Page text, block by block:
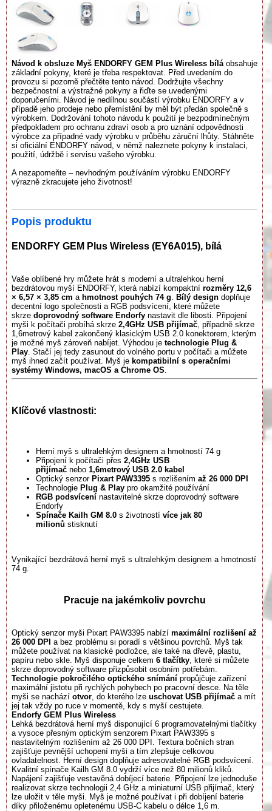
Návod k obsluze Myš ENDORFY GEM Plus Wireless bíláobsahuje
základní pokyny, které je třeba respektovat. Před uvedením do
provozu si pozorně přečtěte tento návod. Dodržujte všechny
bezpečnostní a výstražné pokyny a řiďte se uvedenými
doporučeními. Návod je nedílnou součástí výrobku ENDORFY a v
případě jeho prodeje nebo přemístění by měl být předán společně s
výrobkem. Dodržování tohoto návodu k použití je bezpodmínečným
předpokladem pro ochranu zdraví osob a pro uznání odpovědnosti
výrobce za případné vady výrobku v průběhu záruční lhůty. Stáhněte
si oficiální ENDORFY návod, v němž naleznete pokyny k instalaci,
použití, údržbě i servisu vašeho výrobku.
A nezapomeňte – nevhodným používáním výrobku ENDORFY
výrazně zkracujete jeho životnost!
Popis produktu
ENDORFY GEM Plus Wireless (EY6A015), bílá
Vaše oblíbené hry můžete hrát s moderní a ultralehkou herní
bezdrátovou myší ENDORFY, která nabízí kompaktní rozměry 12,6
× 6,57 × 3,85 cm a hmotnost pouhých 74 g Bílý design doplňuje
decentní logo společnosti a RGB podsvícení, které můžete
skrze doprovodný software Endorfy nastavit dle libosti. Připojení
myši k počítači probíhá skrze 2,4GHz USB přijímač , případně skrze
1,6metrový kabel zakončený klasickým USB 2.0 konektorem, kterým
je možné myš zároveň nabíjet. Výhodou je technologie Plug &
Play . Stačí jej tedy zasunout do volného portu v počítači a můžete
myš ihned začít používat. Myš je kompatibilní s operačními
systémy Windows, macOS a Chrome OS
Klíčové vlastnosti:
Herní myš s ultralehkým designem a hmotností 74 g
Připojení k počítači přes 2,4GHz USB
přijímač nebo 1,6metrový USB 2.0 kabel
Optický senzorPixart PAW3395 s rozlišením až 26 000 DPI
Technologie Plug & Play pro okamžité používání
RGB podsvícení nastavitelné skrze doprovodný software
Endorfy
Spínače Kailh GM 8.0 s životností více jak 80
milionů stisknutí
Vynikající bezdrátová herní myš s ultralehkým designem a hmotností
74 g.
Pracuje na jakémkoliv povrchu
Optický senzor myši Pixart PAW3395 nabízí maximální rozlišení až
26 000 DPI a bez problému si poradí s většinou povrchů. Myš tak
můžete používat na klasické podložce, ale také na dřevě, plastu,
papíru nebo skle. Myš disponuje celkem 6 tlačítky , které si můžete
skrze doprovodný software přizpůsobit osobním potřebám.
Technologie pokročilého optického snímání propůjčuje zařízení
maximální jistotu při rychlých pohybech po pracovní desce. Na těle
myši se nachází otvor , do kterého lze uschovat USB přijímač a mít
jej tak vždy po ruce v momentě, kdy s myší cestujete.
Endorfy GEM Plus Wireless
Lehká bezdrátová herní myš disponující 6 programovatelnými tlačítky
a vysoce přesným optickým senzorem Pixart PAW3395 s
nastavitelným rozlišením až 26 000 DPI. Textura bočních stran
zajišťuje pevnější uchopení myši a tím zlepšuje celkovou
ovladatelnost. Herní design doplňuje adresovatelné RGB podsvícení.
Kvalitní spínače Kailh GM 8.0 vydrží více než 80 milionů kliků.
Napájení zajišťuje vestavěná dobíjecí baterie. Připojení lze jednoduše
realizovat skrze technologii 2,4 GHz a miniaturní USB přijímač, který
lze uložit v těle myši. Myš je možné používat i při dobíjení baterie
díky přiloženému opletenému USB-C kabelu o délce 1,6 m.